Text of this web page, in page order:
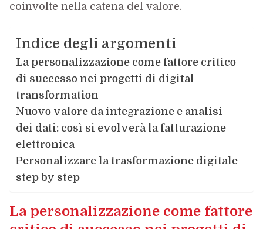
coinvolte nella catena del valore.
Indice degli argomenti
La personalizzazione come fattore critico
di successo nei progetti di digital
transformation
Nuovo valore da integrazione e analisi
dei dati: così si evolverà la fatturazione
elettronica
Personalizzare la trasformazione digitale
step by step
La personalizzazione come fattore